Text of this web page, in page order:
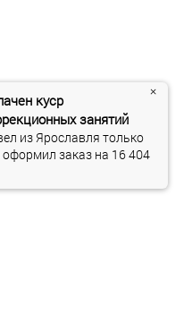
куср
занятий
из Ярославля только
оформил заказ на 16 404
×